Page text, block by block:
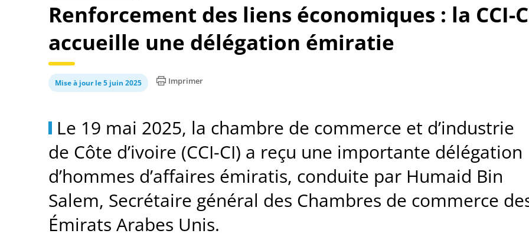
Renforcement des liens économiques : la CCI-
accueille une délégation émiratie
Mise à jour le 5 juin 2025 Imprimer
Le 19 mai 2025, la chambre de commerce et d’industrie
de Côte d’ivoire (CCI-CI) a reçu une importante délégation
d’hommes d’affaires émiratis, conduite par Humaid Bin
Salem, Secrétaire général des Chambres de commerce
Émirats Arabes Unis.